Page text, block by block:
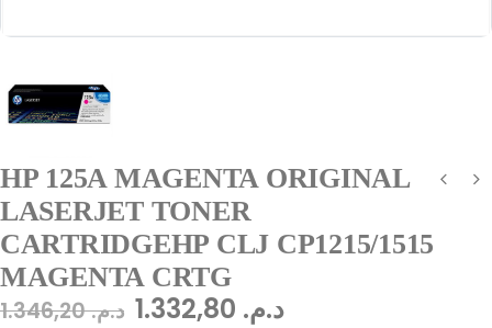
HP 125A MAGENTA ORIGINAL
LASERJET TONER
CARTRIDGEHP CLJ CP1215/1515
MAGENTA CRTG
د.م.1.346,20 د.م.